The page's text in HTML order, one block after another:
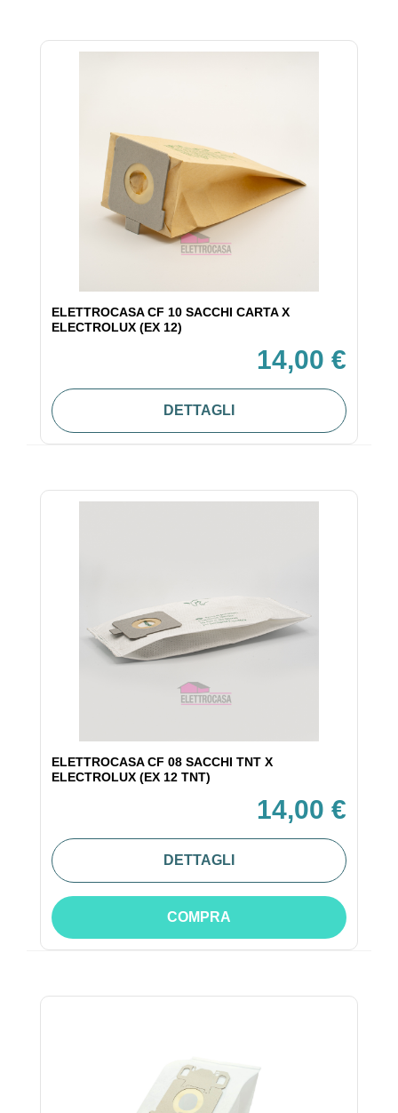
ELETTROCASA CF 10 SACCHI CARTA X
ELECTROLUX (EX 12)
14,00 €
DETTAGLI
ELETTROCASA CF 08 SACCHI TNT X
ELECTROLUX (EX 12 TNT)
14,00 €
DETTAGLI
COMPRA